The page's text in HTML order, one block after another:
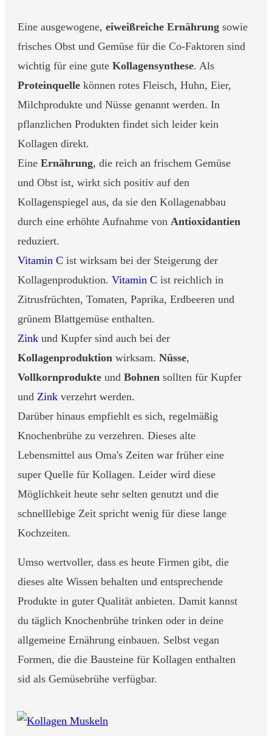
Eine ausgewogene, eiweißreiche Ernährung sowie
frisches Obst und Gemüse für die Co-Faktoren sind
wichtig für eine gute Kollagensynthese. Als
Proteinquelle können rotes Fleisch, Huhn, Eier,
Milchprodukte und Nüsse genannt werden. In
pflanzlichen Produkten findet sich leider kein
Kollagen direkt.
Eine Ernährung, die reich an frischem Gemüse
und Obst ist, wirkt sich positiv auf den
Kollagenspiegel aus, da sie den Kollagenabbau
durch eine erhöhte Aufnahme von Antioxidantien
reduziert.
Vitamin C ist wirksam bei der Steigerung der
Kollagenproduktion. Vitamin C ist reichlich in
Zitrusfrüchten, Tomaten, Paprika, Erdbeeren und
grünem Blattgemüse enthalten.
Zink und Kupfer sind auch bei der
Kollagenproduktion wirksam. Nüsse,
Vollkornprodukte und Bohnen sollten für Kupfer
und Zink verzehrt werden.
Darüber hinaus empfiehlt es sich, regelmäßig
Knochenbrühe zu verzehren. Dieses alte
Lebensmittel aus Oma's Zeiten war früher eine
super Quelle für Kollagen. Leider wird diese
Möglichkeit heute sehr selten genutzt und die
schnelllebige Zeit spricht wenig für diese lange
Kochzeiten.
Umso wertvoller, dass es heute Firmen gibt, die
dieses alte Wissen behalten und entsprechende
Produkte in guter Qualität anbieten. Damit kannst
du täglich Knochenbrühe trinken oder in deine
allgemeine Ernährung einbauen. Selbst vegan
Formen, die die Bausteine für Kollagen enthalten
sid als Gemüsebrühe verfügbar.